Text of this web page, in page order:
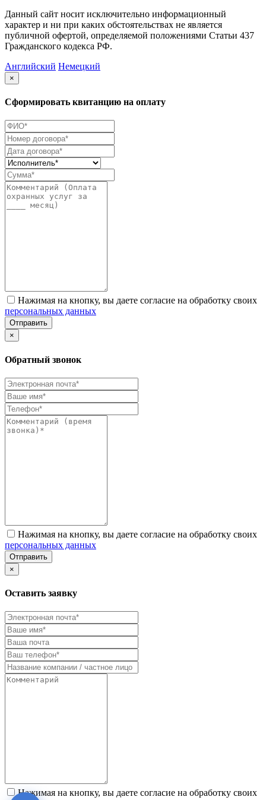
Данный сайт носит исключительно информационный
характер и ни при каких обстоятельствах не является
публичной офертой, определяемой положениями Статьи 437
Гражданского кодекса РФ.
Английский Немецкий
×
Сформировать квитанцию на оплату
Нажимая на кнопку, вы даете согласие на обработку своих
персональных данных
Отправить
×
Обратный звонок
Нажимая на кнопку, вы даете согласие на обработку своих
персональных данных
Отправить
×
Оставить заявку
Нажимая на кнопку, вы даете согласие на обработку своих